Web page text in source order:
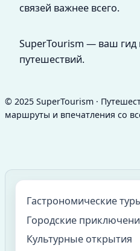
связей важнее всего.
SuperTourism — ваш
путешествий.
© 2025 SuperTourism ·
маршруты и впечатления со
Гастрономические
Городские
Культурные открытия